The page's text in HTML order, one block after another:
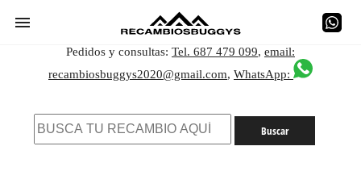
Pedidos y consultas: Tel. 687 479 099, email:
recambiosbuggys2020@gmail.com, WhatsApp: